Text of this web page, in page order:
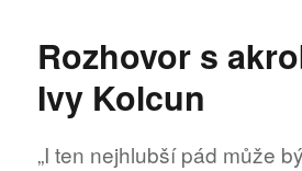
Rozhovor s
Ivy Kolcun
„I ten nejhlubší pád může